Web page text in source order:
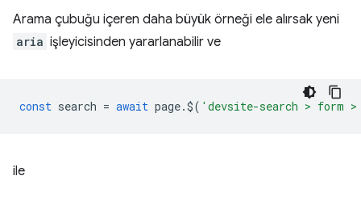
Arama çubuğu içeren daha büyük örneği ele alırsak yeni
aria işleyicisinden yararlanabilir ve
const search = await page.$( 'devsite-search > form
ile